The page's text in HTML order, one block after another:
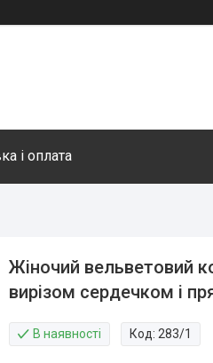
і оплата
Жіночий вельветовий
вирізом сердечком і
В наявності Код: 283/1